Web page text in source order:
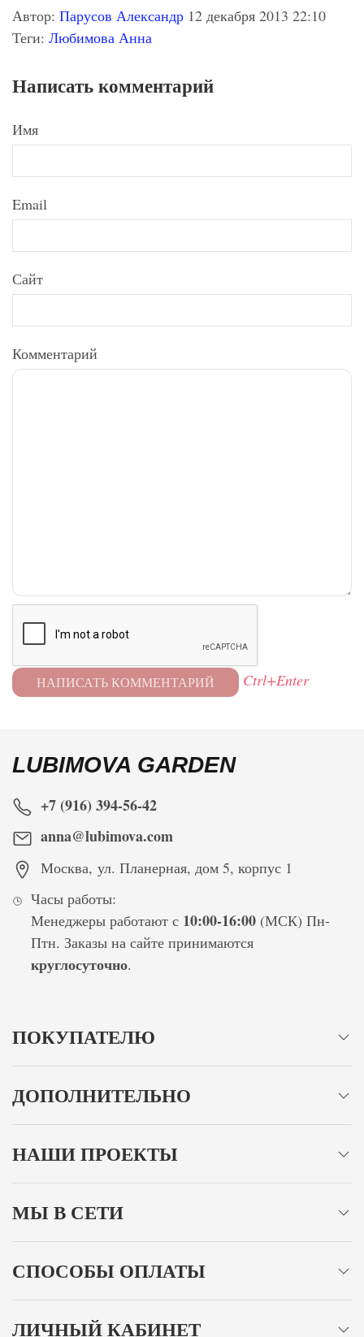
Автор: Парусов Александр 12 декабря 2013 22:10
Теги: Любимова Анна
Написать комментарий
Имя
Email
Сайт
Комментарий
Ctrl+Enter
LUBIMOVA GARDEN
+7 (916) 394-56-42
anna@lubimova.com
Москва, ул. Планерная, дом 5, корпус 1
Часы работы:
Менеджеры работают с 10:00-16:00(МСК) Пн-
Птн. Заказы на сайте принимаются
круглосуточно.
ПОКУПАТЕЛЮ
ДОПОЛНИТЕЛЬНО
НАШИ ПРОЕКТЫ
МЫ В СЕТИ
СПОСОБЫ ОПЛАТЫ
ЛИЧНЫЙ КАБИНЕТ